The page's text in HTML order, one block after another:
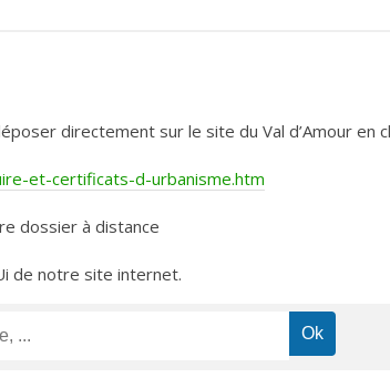
directement sur le site du Val d’Amour en
et-certificats-d-urbanisme.htm
dossier à distance
de notre site internet.